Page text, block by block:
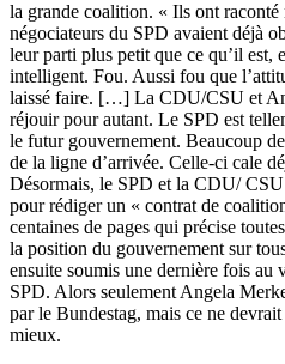
la grande coalition. « Ils ont raconté
négociateurs du SPD avaient déjà
leur parti plus petit que ce qu’il est,
intelligent. Fou. Aussi fou que
laissé faire. […] La CDU/CSU et
réjouir pour autant. Le SPD est
le futur gouvernement. Beaucoup
de la ligne d’arrivée. Celle-ci cale
Désormais, le SPD et la CDU/
pour rédiger un « contrat de
centaines de pages qui précise
la position du gouvernement sur
ensuite soumis une dernière fois au
SPD. Alors seulement Angela
par le Bundestag, mais ce ne devrait
mieux.